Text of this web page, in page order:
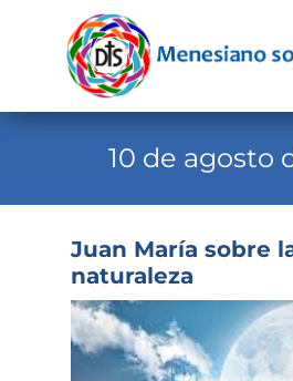
Evangelio
Institucional
Familia Menesiana
Pastoral Vocacional
10 de agosto
Juan María sobre
naturaleza